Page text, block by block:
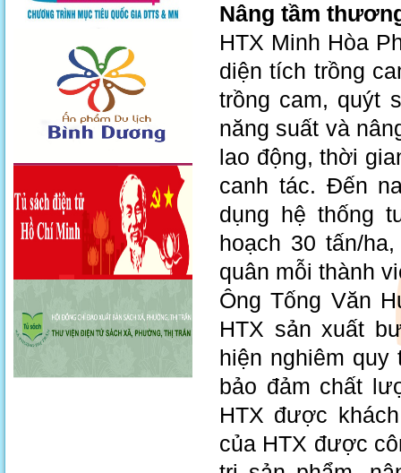
Nâng tầm
HTX Minh Hòa
diện tích trồng
trồng cam, quýt
năng suất và
lao động, thời
canh tác. Đến
dụng hệ thống
hoạch 30 tấn/
quân mỗi thành
Ông Tống Văn
HTX sản xuất
hiện nghiêm quy
bảo đảm chất
HTX được
của HTX được